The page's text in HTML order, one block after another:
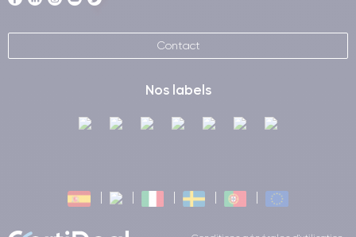
Contact
Nos labels